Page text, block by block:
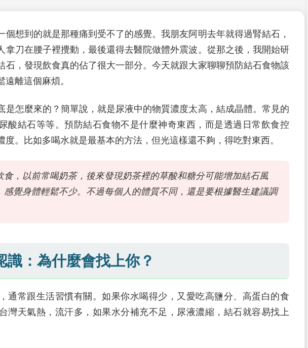
個想到的就是那種痛到受不了的感覺。我朋友阿明去年就得過腎結石，
拿刀在腰子裡攪動，最後還得去醫院做體外震波。從那之後，我開始研
石，發現飲食真的佔了很大一部分。今天就跟大家聊聊預防結石食物該
離這個麻煩。
是怎麼來的？簡單說，就是尿液中的物質濃度太高，結成晶體。常見的
酸結石等等。預防結石食物不是什麼神奇東西，而是透過日常飲食控
度。比如多喝水就是最基本的方法，但光這樣還不夠，得吃對東西。
食，以前常喝奶茶，後來發現奶茶裡的草酸和糖分可能增加結石風
感覺身體輕鬆不少。不過每個人的體質不同，還是要根據醫生建議調
識：為什麼會找上你？
通常跟生活習慣有關。如果你水喝得少，又愛吃高鹽分、高蛋白的食
灣天氣熱，流汗多，如果水分補充不足，尿液濃縮，結石就容易找上